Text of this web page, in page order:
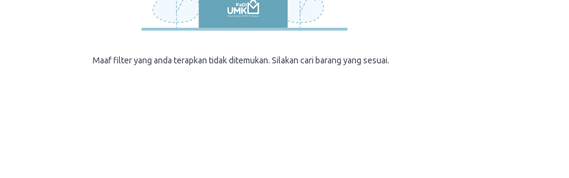
Maaf filter yang anda terapkan tidak ditemukan. Silakan cari barang yang sesuai.